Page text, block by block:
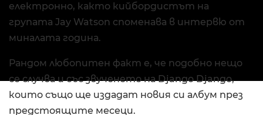
електронно, както кийбордистът на
групата Jay Watson споменава в интервю от
миналата година.
Рандом любопитен факт е, че подобно нещо
се случва и със звученето на Django Django,
които също ще издадат новия си албум през
предстоящите месеци.